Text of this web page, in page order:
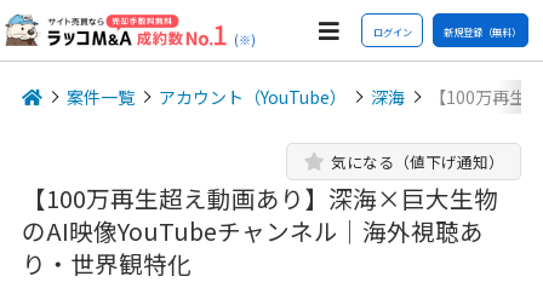
(※) ログイン 新規登録（無料）
案件一覧 アカウント（YouTube） 深海 【100万再
【100万再生超え動画あり】深海×巨大生物
のAI映像YouTubeチャンネル｜海外視聴あ
り・世界観特化
気になる（値下げ通知）